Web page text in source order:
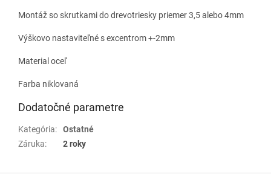
Montáž so skrutkami do drevotriesky priemer 3,5 alebo 4mm
Výškovo nastaviteľné s excentrom +-2mm
Material oceľ
Farba niklovaná
Dodatočné parametre
Kategória:
Ostatné
Záruka: 2 roky